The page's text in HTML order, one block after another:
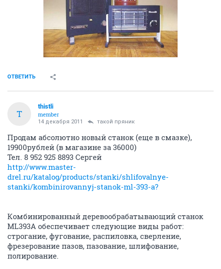
ОТВЕТИТЬ
T
thistli
member
14 декабря 2011 такой пряник
Продам абсолютно новый станок (еще в смазке),
19900рублей (в магазине за 36000)
Тел. 8 952 925 8893 Сергей
http://www.master-
drel.ru/katalog/products/stanki/shlifovalnye-
stanki/kombinirovannyj-stanok-ml-393-a?
Комбинированный деревообрабатывающий станок
ML393A обеспечивает следующие виды работ:
строгание, фугование, распиловка, сверление,
фрезерование пазов, пазование, шлифование,
полирование.